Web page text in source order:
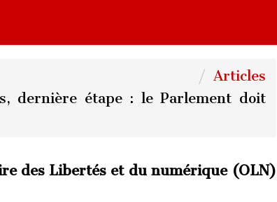
Articles
dernière étape : le Parlement doit
des Libertés et du numérique (OLN)